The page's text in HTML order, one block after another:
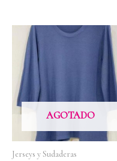
AGOTADO
Jerseys y Sudaderas